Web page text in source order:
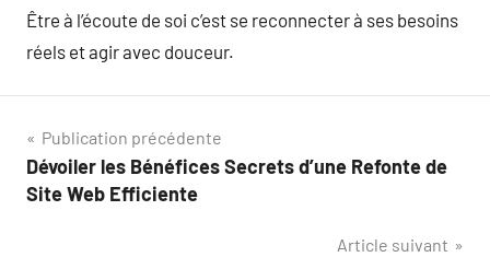
Être à l’écoute de soi c’est se reconnecter à ses besoins
réels et agir avec douceur.
Navigation
de
Publication précédente
Dévoiler les Bénéfices Secrets d’une Refonte de
Site Web Efficiente
Article suivant